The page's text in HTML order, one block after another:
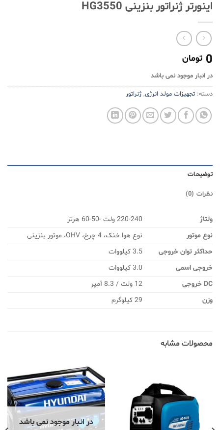
اینورتر ژنراتور بنزینی HG3550
0 تومان
در انبار موجود نمی باشد
دسته: تجهیزات مولد انرژی, ژنراتور
توضیحات
نظرات (0)
ولتاژ
220-240 ولت -50-60 هرتز
نوع موتور
نوع هوا خنک، 4 چرخ، OHV، موتور بنزینی
حداکثر توان خروجی
3.5 کیلووات
خروجی اسمی
3.0 کیلووات
DC خروجی
12 ولت / 8.3 آمپر
وزن
29 کیلوگرم
محصولات مشابه
در انبار موجود نمی باشد